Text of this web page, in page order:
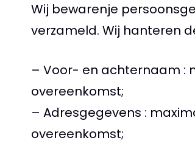
Wij bewarenje
verzameld. Wij hanteren
– Voor- en achternaam :
overeenkomst;
– Adresgegevens :
overeenkomst;